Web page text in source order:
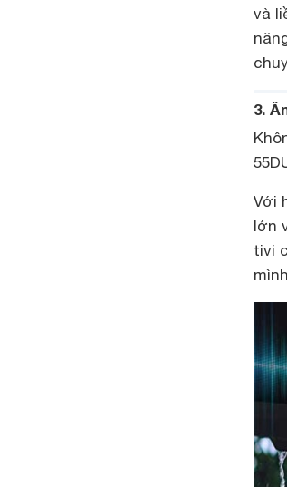
và
3.
Với
lớn
tivi